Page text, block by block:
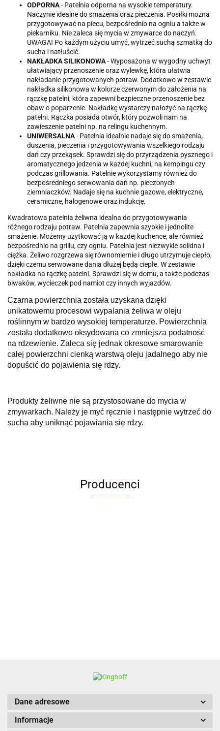
ODPORNA- Patelnia odporna na wysokie temperatury.
Naczynie idealne do smażenia oraz pieczenia. Posiłki można
przygotowywać na piecu, bezpośrednio na ogniu a także w
piekarniku. Nie zaleca się mycia w zmywarce do naczyń.
UWAGA! Po każdym użyciu umyć, wytrzeć suchą szmatką do
sucha i natłuścić.
NAKŁADKA SILIKONOWA- Wyposażona w wygodny uchwyt
ułatwiający przenoszenie oraz wylewkę, która ułatwia
nakładanie przygotowanych potraw. Dodatkowo w zestawie
nakładka silikonowa w kolorze czerwonym do założenia na
rączkę patelni, która zapewni bezpieczne przenoszenie bez
obaw o poparzenie. Nakładkę wystarczy nałożyć na rączkę
patelni. Rączka posiada otwór, który pozwoli nam na
zawieszenie patelni np. na relingu kuchennym.
UNIWERSALNA- Patelnia idealnie nadaje się do smażenia,
duszenia, pieczenia i przygotowywania wszelkiego rodzaju
dań czy przekąsek. Sprawdzi się do przyrządzenia pysznego i
aromatycznego jedzenia w każdej kuchni, na kempingu czy
podczas grillowania. Patelnie wykorzystamy również do
bezpośredniego serwowania dań np. pieczonych
ziemniaczków. Nadaje się na kuchnie gazowe, elektryczne,
ceramiczne, halogenowe oraz indukcję.
Kwadratowa patelnia żeliwna idealna do przygotowywania
różnego rodzaju potraw. Patelnia zapewnia szybkie i jednolite
smażenie. Możemy użytkować ją w każdej kuchence, ale również
bezpośrednio na grillu, czy ogniu. Patelnia jest niezwykle solidna i
ciężka. Żeliwo rozgrzewa się równomiernie i długo utrzymuje ciepło,
dzięki czemu serwowane dania dłużej będą ciepłe. W zestawie
nakładka na rączkę patelni. Sprawdzi się w domu, a także podczas
biwaków, wycieczek pod namiot czy innych wyjazdów.
Czarna powierzchnia została uzyskana dzięki
unikatowemu procesowi wypalania żeliwa w oleju
roślinnym w bardzo wysokiej temperaturze. Powierzchnia
została dodatkowo oksydowana co zmniejsza podatność
na rdzewienie. Zaleca się jednak okresowe smarowanie
całej powierzchni cienką warstwą oleju jadalnego aby nie
dopuścić do pojawienia się rdzy.
Produkty żeliwne nie są przystosowane do mycia w
zmywarkach. Należy je myć ręcznie i następnie wytrzeć do
sucha aby uniknąć pojawiania się rdzy.
Producenci
Dane adresowe
Informacje